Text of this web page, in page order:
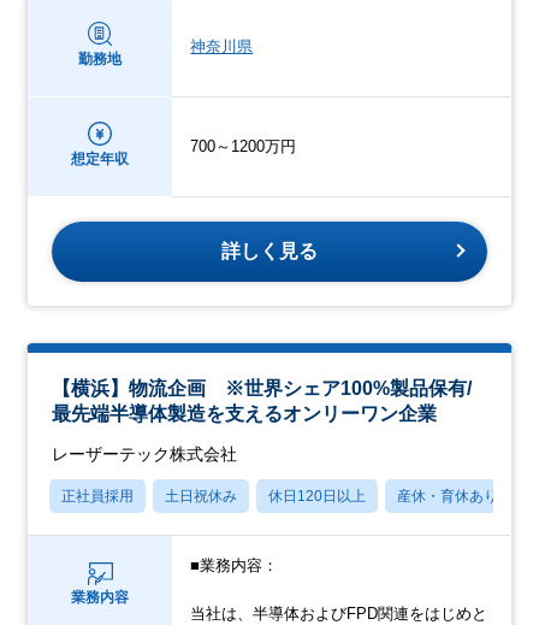
勤務地
神奈川県
想定年収
700～1200万円
詳しく見る
【横浜】物流企画 ※世界シェア100%製品保有/
最先端半導体製造を支えるオンリーワン企業
レーザーテック株式会社
正社員採用 土日祝休み 休日120日以上 産休・育休あり
業務内容
■業務内容：
当社は、半導体およびFPD関連をはじめと